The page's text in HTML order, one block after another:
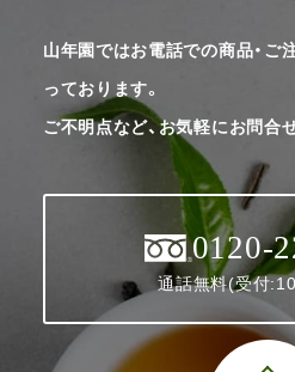
山年園ではお電話での商品・ご
っております。
ご不明点など、お気軽にお問合
0120-
通話無料(受付